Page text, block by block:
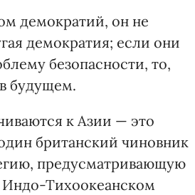
демократий, он не
демократия; если они
безопасности, то,
будущем.
к Азии — это
британский чиновник
предусматривающую
Индо-Тихоокеанском